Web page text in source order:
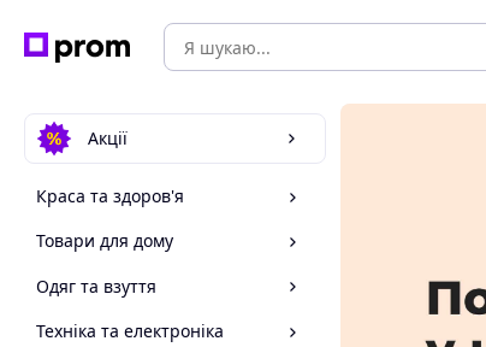
Акції
Краса та здоров'я
Товари для дому
Одяг та взуття
Техніка та електроніка